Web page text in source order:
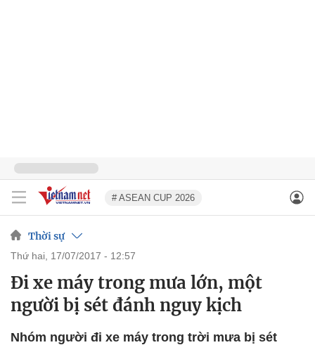
# ASEAN CUP 2026
Thời sự
thứ hai, 17/07/2017 - 12:57
Đi xe máy trong mưa lớn, một
người bị sét đánh nguy kịch
Nhóm người đi xe máy trong trời mưa bị sét